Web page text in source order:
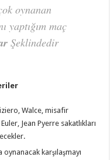
oynanan
yaptığım maç
Şeklindedir
Walce, misafir
Jean Pyerre sakatlıkları
karşılaşmayı